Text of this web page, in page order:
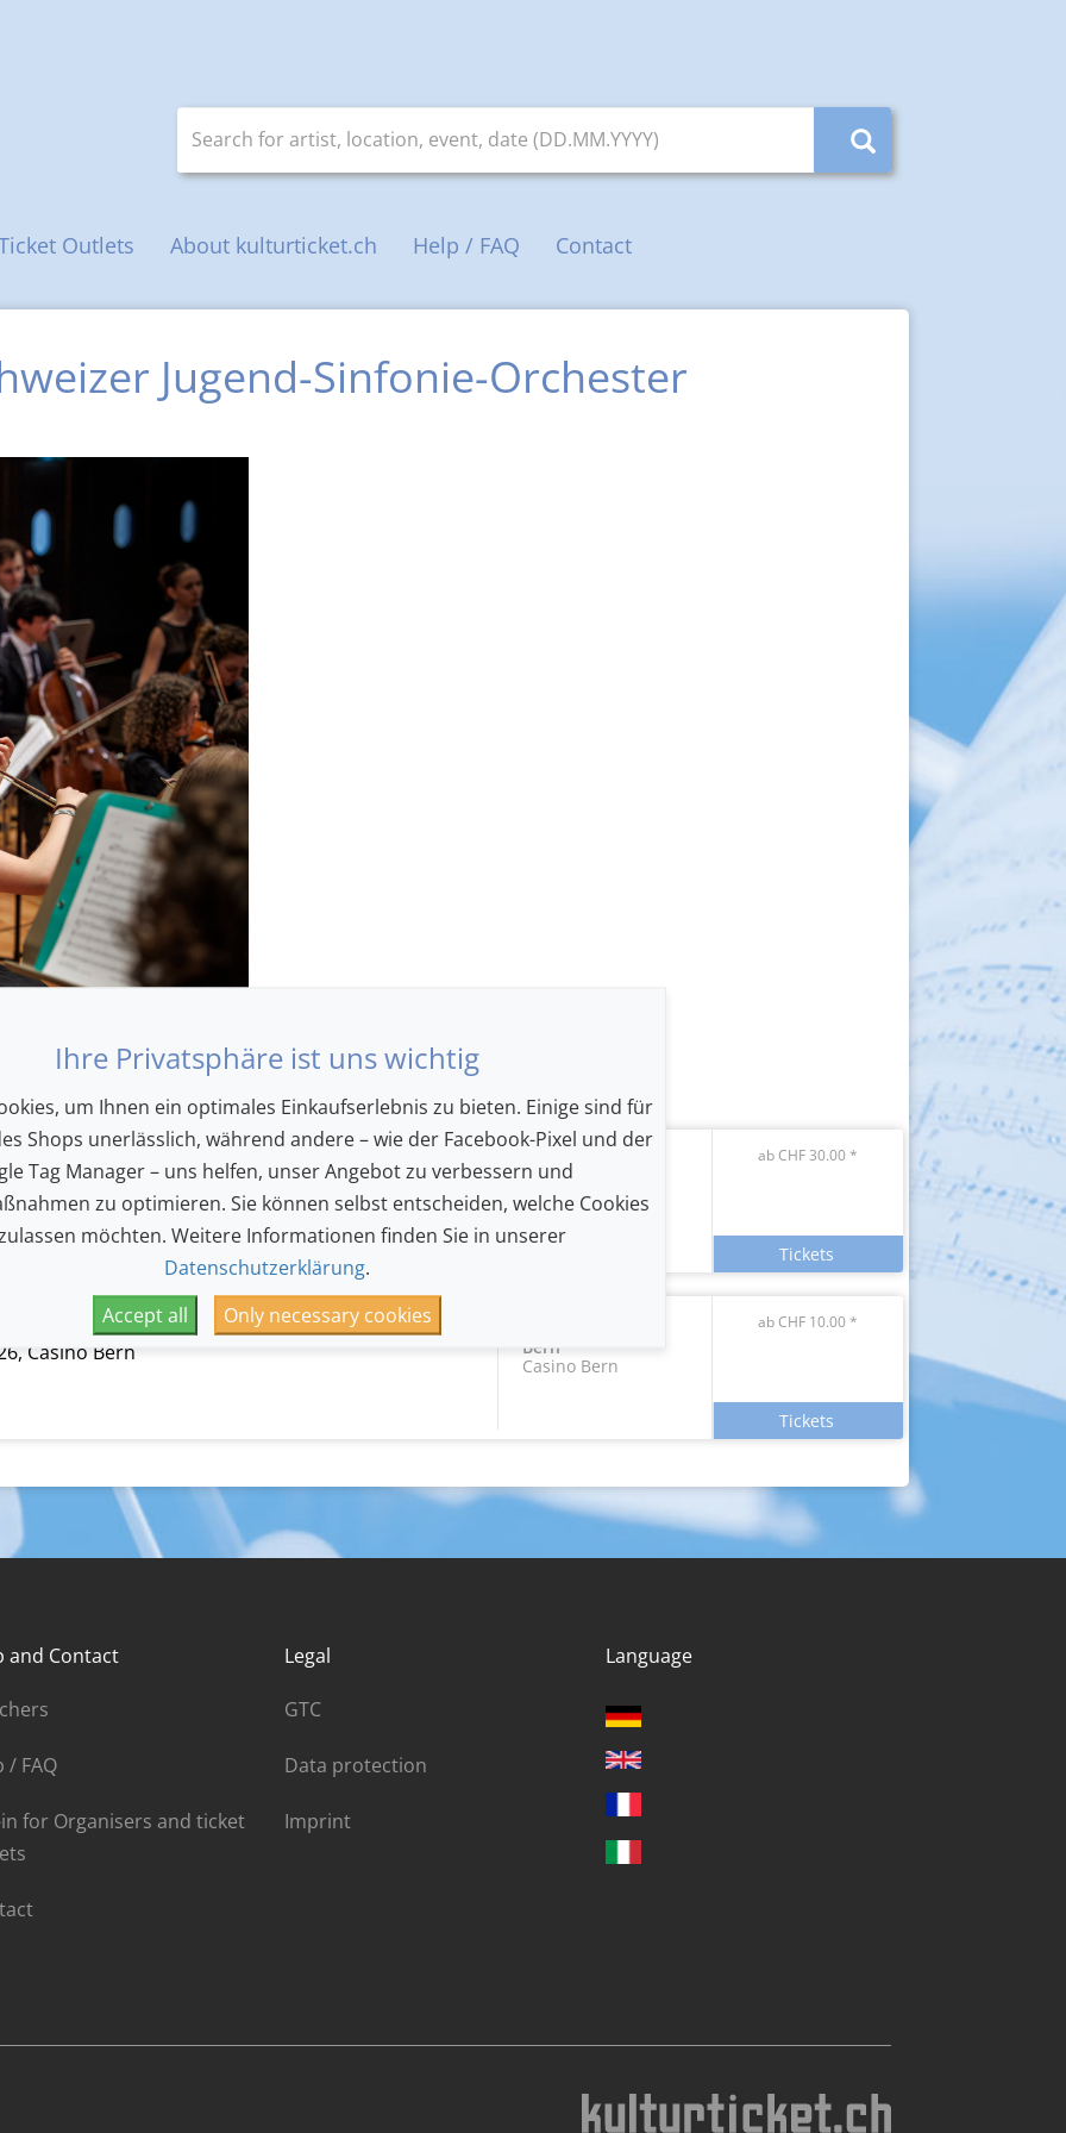
Outlets About kulturticket.ch Help / FAQ Contact
Jugend-Sinfonie-Orchester
Tonhalle Zürich
Zürich
Tonhalle
ab CHF 30.00 *
Casino Bern
Bern
Casino Bern
ab CHF 10.00 *
and Contact
/ FAQ
for Organisers and ticket
Legal
GTC
Data protection
Imprint
Language
Ihre Privatsphäre ist uns wichtig
um Ihnen ein optimales Einkaufserlebnis zu bieten. Einige sind für
Shops unerlässlich, während andere – wie der Facebook-Pixel und der
Tag Manager – uns helfen, unser Angebot zu verbessern und
zu optimieren. Sie können selbst entscheiden, welche Cookies
möchten. Weitere Informationen finden Sie in unserer
Datenschutzerklärung.
Accept all
Only necessary cookies